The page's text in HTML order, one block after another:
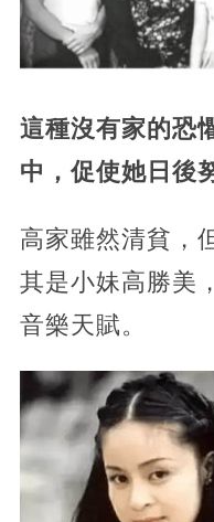
這種沒有家的恐
中，促使她日後
高家雖然清貧，
其是小妹高勝美
音樂天賦。